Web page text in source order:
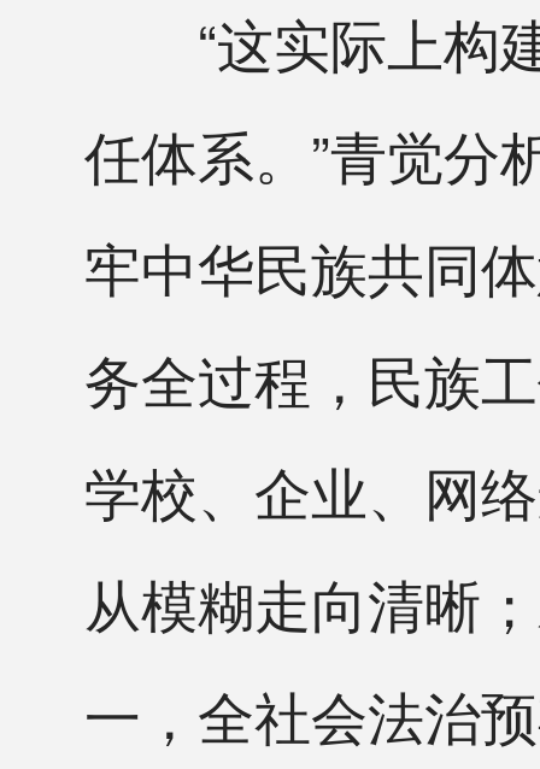
“这实际上构建
任体系。”青觉分
牢中华民族共同
务全过程，民族
学校、企业、网
从模糊走向清晰
一，全社会法治